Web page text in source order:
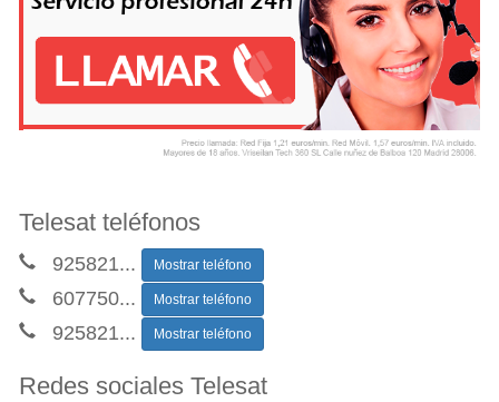
Telesat teléfonos
925821... Mostrar teléfono
607750... Mostrar teléfono
925821... Mostrar teléfono
Redes sociales Telesat